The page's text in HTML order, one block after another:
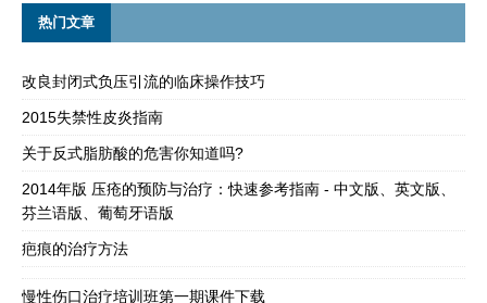
热门文章
改良封闭式负压引流的临床操作技巧
2015失禁性皮炎指南
关于反式脂肪酸的危害你知道吗?
2014年版 压疮的预防与治疗：快速参考指南 - 中文版、英文版、
芬兰语版、葡萄牙语版
疤痕的治疗方法
慢性伤口治疗培训班第一期课件下载